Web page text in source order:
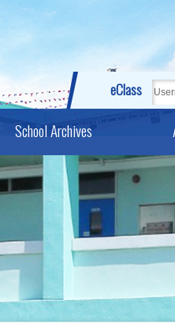
eClass
School Archives